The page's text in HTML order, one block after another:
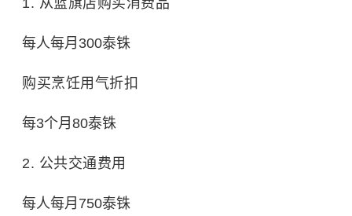
每人每月300泰铢
购买烹饪用气折扣
每3个月80泰铢
2. 公共交通费用
每人每月750泰铢